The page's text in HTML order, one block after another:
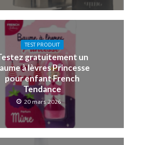
TEST PRODUIT
gratuitement un
à lèvres Princesse
pour enfant French
Tendance
20 mars 2026